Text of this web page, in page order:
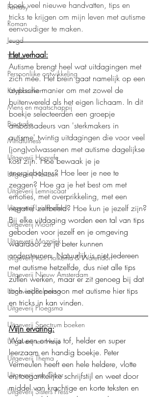
Fantasy
Roman
Jeugd
Thriller
Persoonlijke ontwikkeling
Kookboeken
Mens en maatschappij
Biografie
Mindfulness
Uitgeverij Hogrefe
Uitgeverij Horizon
Uitgeverij Lemniscaat
Uitgeverij Luistereffect
Uitgeverij Moon
Uitgeverij Mozaïek
Uitgeverij Van Holkema & Warendorf
Uitgeverij Nieuw Amsterdam
Uitgeverij Palmslag
Uitgeverij Ploegsma
Uitgeverij Spectrum boeken
Uitgeverij ten Have
Uitgeverij Thema
Uitgeverij van Goor
Uitgeverij Sisters Press
boek veel nieuwe handvatten, tips en
tricks te krijgen om mijn leven met autisme
eenvoudiger te maken.
Het verhaal:
Autisme brengt heel wat uitdagingen met
zich mee. Het brein gaat namelijk op een
atypische manier om met zowel de
buitenwereld als het eigen lichaam. In dit
boekje selecteerden een groepje
ambassadeurs van 'sterkmakers in
autisme' twintig uitdagingen die voor veel
(jong)volwassenen met autisme dagelijkse
kost zijn. Hoe bewaak je je
energiebalans? Hoe leer je nee te
zeggen? Hoe ga je het best om met
emoties, met overprikkeling, met een
negatief zelfbeeld? Hoe kun je jezelf zijn?
Bij elke uitdaging worden een tal van tips
geboden voor jezelf en je omgeving
waardoor ze je beter kunnen
ondersteunen. Natuurlijk is niet iedereen
met autisme hetzelfde, dus niet alle tips
zullen werken, maar er zit genoeg bij dat
toch ieder persoon met autisme hier tips
en tricks in kan vinden.
Mijn ervaring:
Wat een onwijs tof, helder en super
leerzaam en handig boekje. Peter
Vermeulen heeft een hele heldere, vlotte
en toegankelijke schrijfstijl en weet door
middel van krachtige en korte teksten en